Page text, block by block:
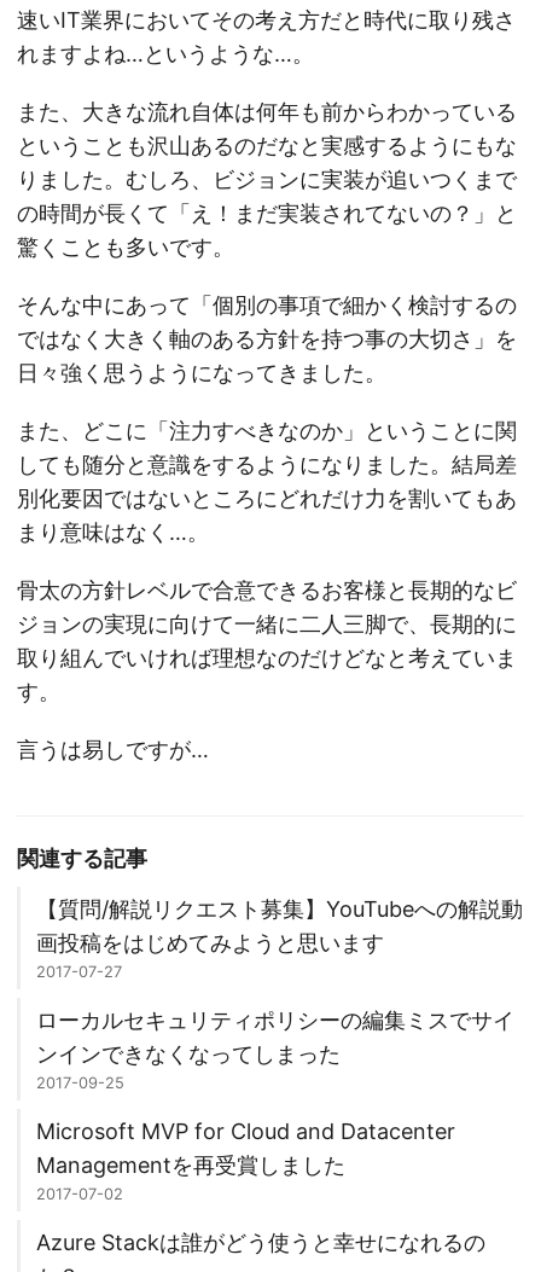
速いIT業界においてその考え方だと時代に取り残さ
れますよね…というような…。
また、大きな流れ自体は何年も前からわかっている
ということも沢山あるのだなと実感するようにもな
りました。むしろ、ビジョンに実装が追いつくまで
の時間が長くて「え！まだ実装されてないの？」と
驚くことも多いです。
そんな中にあって「個別の事項で細かく検討するの
ではなく大きく軸のある方針を持つ事の大切さ」を
日々強く思うようになってきました。
また、どこに「注力すべきなのか」ということに関
しても随分と意識をするようになりました。結局差
別化要因ではないところにどれだけ力を割いてもあ
まり意味はなく…。
骨太の方針レベルで合意できるお客様と長期的なビ
ジョンの実現に向けて一緒に二人三脚で、長期的に
取り組んでいければ理想なのだけどなと考えていま
す。
言うは易しですが…
関連する記事
【質問/解説リクエスト募集】YouTubeへの解説動
画投稿をはじめてみようと思います
2017-07-27
ローカルセキュリティポリシーの編集ミスでサイ
ンインできなくなってしまった
2017-09-25
Microsoft MVP for Cloud and Datacenter
Managementを再受賞しました
2017-07-02
Azure Stackは誰がどう使うと幸せになれるの